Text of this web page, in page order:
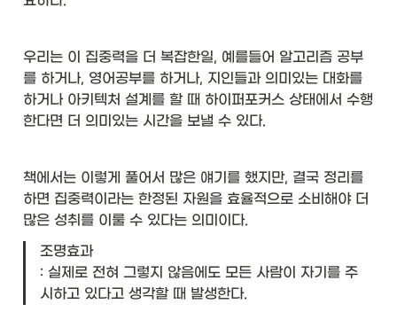
우리는 이 집중력을 더 복잡한일, 예를들어 알고리즘 공부
를 하거나, 영어공부를 하거나, 지인들과 의미있는 대화를
하거나 아키텍처 설계를 할 때 하이퍼포커스 상태에서 수행
한다면 더 의미있는 시간을 보낼 수 있다.
책에서는 이렇게 풀어서 많은 얘기를 했지만, 결국 정리를
하면 집중력이라는 한정된 자원을 효율적으로 소비해야 더
많은 성취를 이룰 수 있다는 의미이다.
조명효과
: 실제로 전혀 그렇지 않음에도 모든 사람이 자기를 주
시하고 있다고 생각할 때 발생한다.